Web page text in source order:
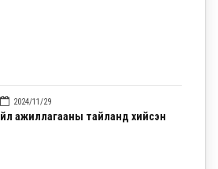
2024/11/29
Үйл ажиллагааны тайланд хийсэн